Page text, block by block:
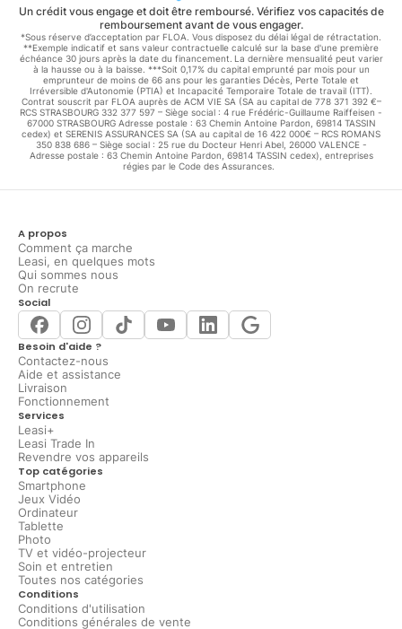
Un crédit vous engage et doit être remboursé. Vérifiez vos capacités de
remboursement avant de vous engager.
*Sous réserve d’acceptation par FLOA. Vous disposez du délai légal de rétractation.
**Exemple indicatif et sans valeur contractuelle calculé sur la base d'une première
échéance 30 jours après la date du financement. La dernière mensualité peut varier
à la hausse ou à la baisse. ***Soit 0,17% du capital emprunté par mois pour un
emprunteur de moins de 66 ans pour les garanties Décès, Perte Totale et
Irréversible d'Autonomie (PTIA) et Incapacité Temporaire Totale de travail (ITT).
Contrat souscrit par FLOA auprès de ACM VIE SA (SA au capital de 778 371 392 €–
RCS STRASBOURG 332 377 597 – Siège social : 4 rue Frédéric-Guillaume Raiffeisen -
67000 STRASBOURG Adresse postale : 63 Chemin Antoine Pardon, 69814 TASSIN
cedex) et SERENIS ASSURANCES SA (SA au capital de 16 422 000€ – RCS ROMANS
350 838 686 – Siège social : 25 rue du Docteur Henri Abel, 26000 VALENCE -
Adresse postale : 63 Chemin Antoine Pardon, 69814 TASSIN cedex), entreprises
régies par le Code des Assurances.
A propos
Comment ça marche
Leasi, en quelques mots
Qui sommes nous
On recrute
Social
Besoin d'aide ?
Contactez-nous
Aide et assistance
Livraison
Fonctionnement
Services
Leasi+
Leasi Trade In
Revendre vos appareils
Top catégories
Smartphone
Jeux Vidéo
Ordinateur
Tablette
Photo
TV et vidéo-projecteur
Soin et entretien
Toutes nos catégories
Conditions
Conditions d'utilisation
Conditions générales de vente